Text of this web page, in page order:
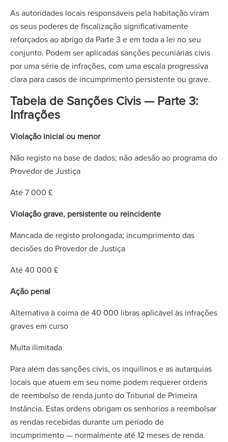
As autoridades locais responsáveis pela habitação viram
os seus poderes de fiscalização significativamente
reforçados ao abrigo da Parte 3 e em toda a lei no seu
conjunto. Podem ser aplicadas sanções pecuniárias civis
por uma série de infrações, com uma escala progressiva
clara para casos de incumprimento persistente ou grave.
Tabela de Sanções Civis — Parte 3:
Infrações
Violação inicial ou menor
Não registo na base de dados; não adesão ao programa do
Provedor de Justiça
Até 7 000 £
Violação grave, persistente ou reincidente
Mancada de registo prolongada; incumprimento das
decisões do Provedor de Justiça
Até 40 000 £
Ação penal
Alternativa à coima de 40 000 libras aplicável às infrações
graves em curso
Multa ilimitada
Para além das sanções civis, os inquilinos e as autarquias
locais que atuem em seu nome podem requerer ordens
de reembolso de renda junto do Tribunal de Primeira
Instância. Estas ordens obrigam os senhorios a reembolsar
as rendas recebidas durante um período de
incumprimento — normalmente até 12 meses de renda.